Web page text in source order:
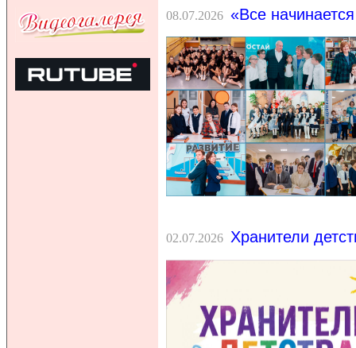
08.07.2026 «Все
02.07.2026 Хранители